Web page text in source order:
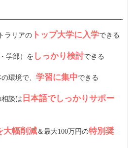
ラリアの トップ大学に入学できる
学部）を しっかり検討できる
環境で、 学習に集中できる
談は 日本語でしっかりサポー
大幅削減 ＆最大100万円の特別奨